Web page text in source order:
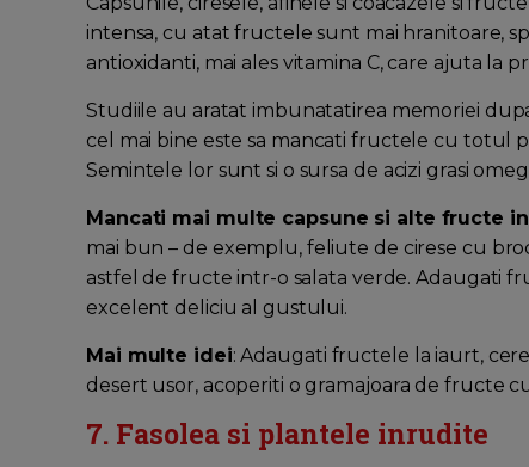
intensa, cu atat fructele sunt mai hranitoare,
antioxidanti, mai ales vitamina C, care ajuta la
Studiile au aratat imbunatatirea memoriei
cel mai bine este sa mancati fructele cu
Semintele lor sunt si o sursa de acizi grasi
Mancati mai multe capsune si alte fructe
mai bun – de exemplu, feliute de cirese cu
astfel de fructe intr-o salata verde. Adaugati
excelent deliciu al gustului.
Mai multe idei: Adaugati fructele la iaurt,
desert usor, acoperiti o gramajoara de fructe
7. Fasolea si plantele inrudite